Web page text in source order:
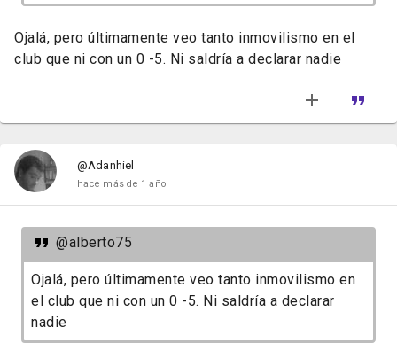
Ojalá, pero últimamente veo tanto inmovilismo en el
club que ni con un 0 -5. Ni saldría a declarar nadie
@Adanhiel
hace más de 1 año
@alberto75
Ojalá, pero últimamente veo tanto inmovilismo en
el club que ni con un 0 -5. Ni saldría a declarar
nadie